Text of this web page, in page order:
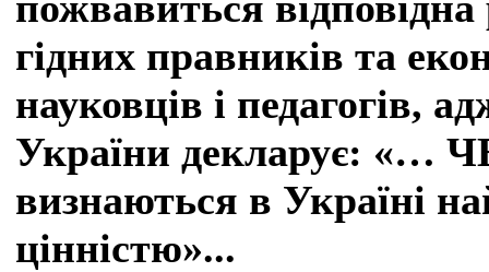
гідних правників та
науковців і педагогів,
України декларує: «…
визнаються в Україні
цінністю»...